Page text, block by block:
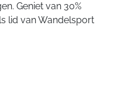
Geniet van 30%
lid van Wandelsport